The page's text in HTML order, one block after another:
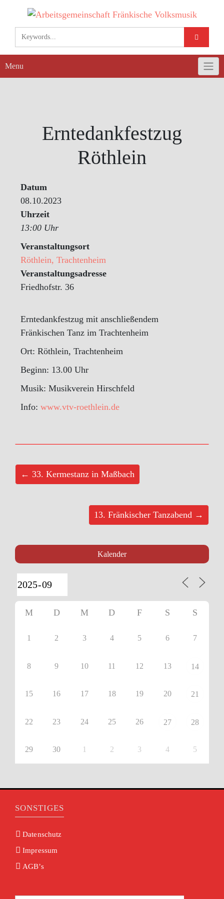
content
Menu
Erntedankfestzug
Röthlein
Datum
08.10.2023
Uhrzeit
13:00 Uhr
Veranstaltungsort
Röthlein, Trachtenheim
Veranstaltungsadresse
Friedhofstr. 36
Erntedankfestzug mit anschließendem
Fränkischen Tanz im Trachtenheim
Ort: Röthlein, Trachtenheim
Beginn: 13.00 Uhr
Musik: Musikverein Hirschfeld
Info: www.vtv-roethlein.de
← 33. Kermestanz in Maßbach
13. Fränkischer Tanzabend →
Kalender
M D M D F S S
1 2 3 4 5 6 7
8 9 10 11 12 13 14
15 16 17 18 19 20 21
22 23 24 25 26 27 28
29 30 1 2 3 4 5
SONSTIGES
Datenschutz
Impressum
AGB’s